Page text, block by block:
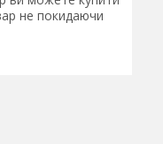
не покидаючи